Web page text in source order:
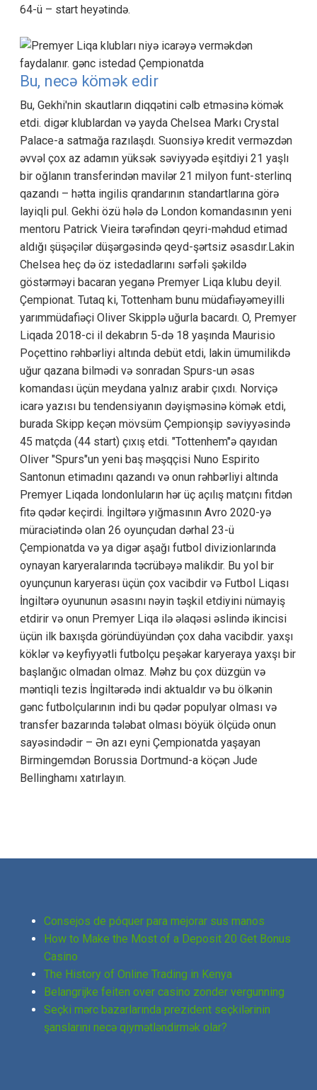
64-ü – start heyətində.
Bu, necə kömək edir
Bu, Gekhi'nin skautların diqqətini cəlb etməsinə kömək
etdi. digər klublardan və yayda Chelsea Markı Crystal
Palace-a satmağa razılaşdı. Suonsiyə kredit verməzdən
əvvəl çox az adamın yüksək səviyyədə eşitdiyi 21 yaşlı
bir oğlanın transferindən mavilər 21 milyon funt-sterlinq
qazandı – hətta ingilis qrandarının standartlarına görə
layiqli pul. Gekhi özü hələ də London komandasının yeni
mentoru Patrick Vieira tərəfindən qeyri-məhdud etimad
aldığı şüşəçilər düşərgəsində qeyd-şərtsiz əsasdır.Lakin
Chelsea heç də öz istedadlarını sərfəli şəkildə
göstərməyi bacaran yeganə Premyer Liqa klubu deyil.
Çempionat. Tutaq ki, Tottenham bunu müdafiəyəmeyilli
yarımmüdafiəçi Oliver Skipplə uğurla bacardı. O, Premyer
Liqada 2018-ci il dekabrın 5-də 18 yaşında Maurisio
Poçettino rəhbərliyi altında debüt etdi, lakin ümumilikdə
uğur qazana bilmədi və sonradan Spurs-un əsas
komandası üçün meydana yalnız arabir çıxdı. Norviçə
icarə yazısı bu tendensiyanın dəyişməsinə kömək etdi,
burada Skipp keçən mövsüm Çempionşip səviyyəsində
45 matçda (44 start) çıxış etdi. "Tottenhem"ə qayıdan
Oliver "Spurs"un yeni baş məşqçisi Nuno Espirito
Santonun etimadını qazandı və onun rəhbərliyi altında
Premyer Liqada londonluların hər üç açılış matçını fitdən
fitə qədər keçirdi. İngiltərə yığmasının Avro 2020-yə
müraciətində olan 26 oyunçudan dərhal 23-ü
Çempionatda və ya digər aşağı futbol divizionlarında
oynayan karyeralarında təcrübəyə malikdir. Bu yol bir
oyunçunun karyerası üçün çox vacibdir və Futbol Liqası
İngiltərə oyununun əsasını nəyin təşkil etdiyini nümayiş
etdirir və onun Premyer Liqa ilə əlaqəsi əslində ikincisi
üçün ilk baxışda göründüyündən çox daha vacibdir. yaxşı
köklər və keyfiyyətli futbolçu peşəkar karyeraya yaxşı bir
başlanğıc olmadan olmaz. Məhz bu çox düzgün və
məntiqli tezis İngiltərədə indi aktualdır və bu ölkənin
gənc futbolçularının indi bu qədər populyar olması və
transfer bazarında tələbat olması böyük ölçüdə onun
sayəsindədir – Ən azı eyni Çempionatda yaşayan
Birmingemdən Borussia Dortmund-a köçən Jude
Bellinghamı xatırlayın.
Consejos de póquer para mejorar sus manos
How to Make the Most of a Deposit 20 Get Bonus
Casino
The History of Online Trading in Kenya
Belangrijke feiten over сasino zonder vergunning
Seçki mərc bazarlarında prezident seçkilərinin
şanslarını necə qiymətləndirmək olar?